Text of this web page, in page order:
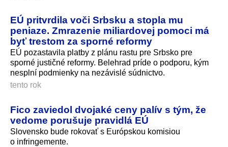
EÚ pritvrdila voči Srbsku a stopla mu
peniaze. Zmrazenie miliardovej pomoci má
byť trestom za sporné reformy
EÚ pozastavila platby z plánu rastu pre Srbsko pre
sporné justičné reformy. Belehrad príde o podporu, kým
nesplní podmienky na nezávislé súdnictvo.
tento rok
Fico zaviedol dvojaké ceny palív s tým, že
vedome porušuje pravidlá EÚ
Slovensko bude rokovať s Európskou komisiou
o infringemente.